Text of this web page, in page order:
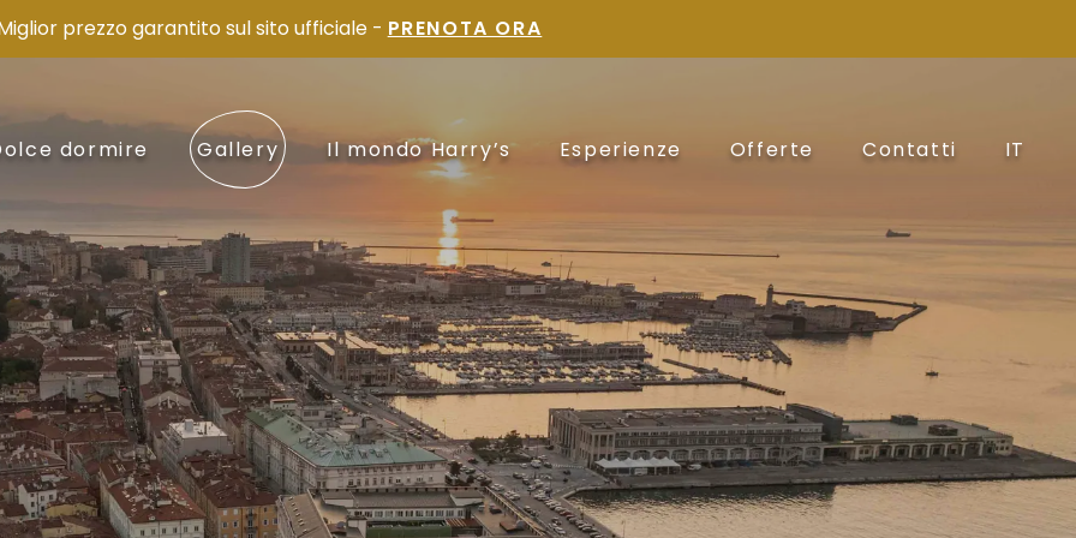
prezzo garantito sul sito ufficiale - PRENOTA ORA
dormire Gallery Il mondo Harry’s Esperienze Offerte Contatti IT